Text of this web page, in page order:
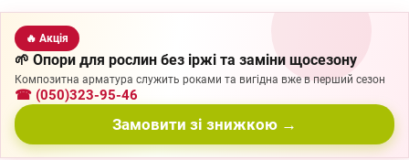
🔥 Акція
🌱 Опори для рослин без іржі та заміни щосезону
Композитна арматура служить роками та вигідна вже в перший сезон
☎ (050)323-95-46
Замовити зі знижкою →